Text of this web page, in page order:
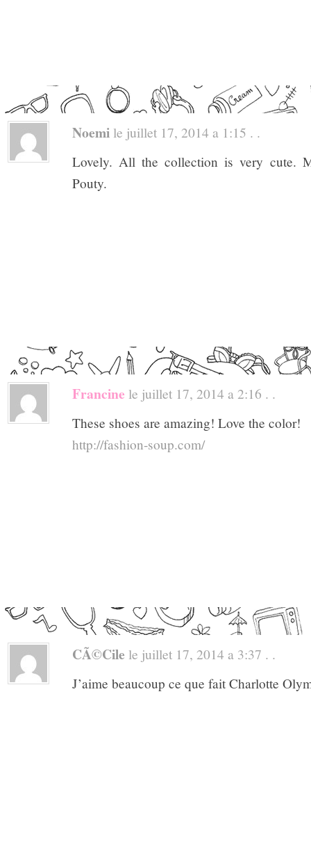
Noemi le juillet 17, 2014 a 1:15 . .
Lovely. All the collection is very cute.
Pouty.
Francine le juillet 17, 2014 a 2:16 . .
These shoes are amazing! Love the color!
http://fashion-soup.com/
CÃ©cile le juillet 17, 2014 a 3:37 . .
J’aime beaucoup ce que fait Charlotte